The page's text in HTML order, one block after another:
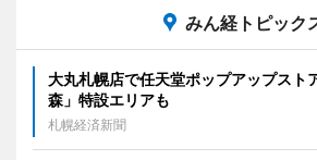
みん経トピック
大丸札幌店で任天堂ポップアップス
森」特設エリアも
札幌経済新聞